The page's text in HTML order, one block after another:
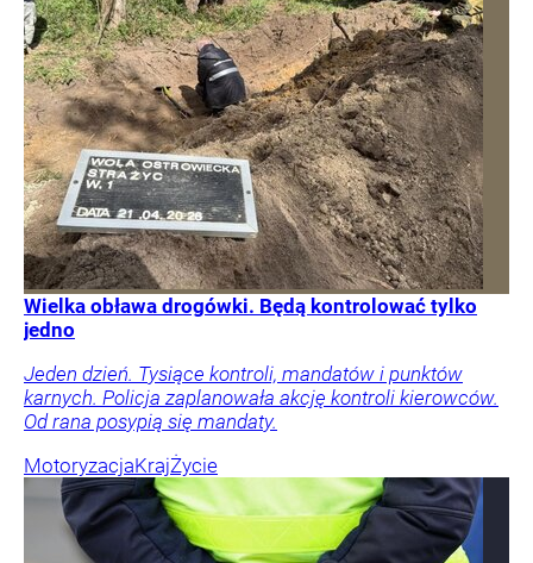
Wielka obława drogówki. Będą kontrolować tylko
jedno
Jeden dzień. Tysiące kontroli, mandatów i punktów
karnych. Policja zaplanowała akcję kontroli kierowców.
Od rana posypią się mandaty.
MotoryzacjaKrajŻycie